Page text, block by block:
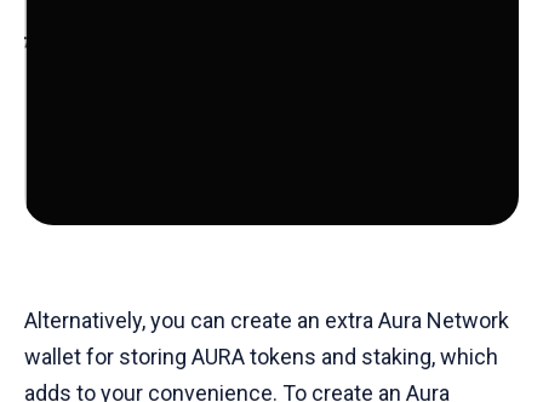
Alternatively, you can create an extra Aura Network
wallet for storing AURA tokens and staking, which
adds to your convenience. To create an Aura